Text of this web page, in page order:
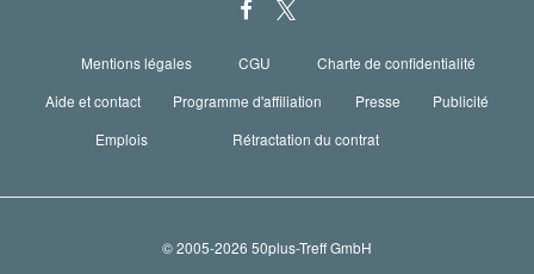
Mentions légales CGU
Charte de confidentialité
Aide et contact
Programme d'affiliation Presse
Publicité
Emplois
Rétractation du contrat
© 2005-2026 50plus-Treff GmbH